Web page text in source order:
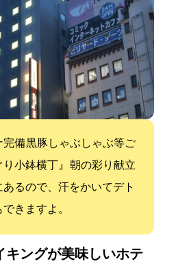
備 黒豚しゃぶしゃぶ等ご
小鉢横丁』 朝の彩り献立
るので、汗をかいてデト
きますよ。
キングが美味しいホテ